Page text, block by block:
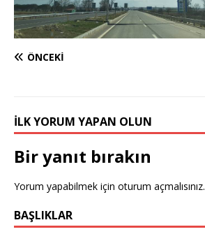
ÖNCEKI
İLK YORUM YAPAN OLUN
Bir yanıt bırakın
Yorum yapabilmek için oturum açmalısınız.
BAŞLIKLAR